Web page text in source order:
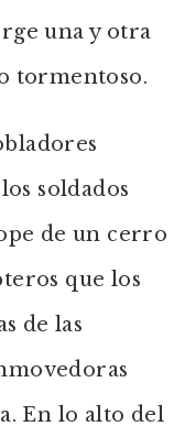
una y otra
tormentoso.
soldados
de un cerro
que los
de las
En lo alto del